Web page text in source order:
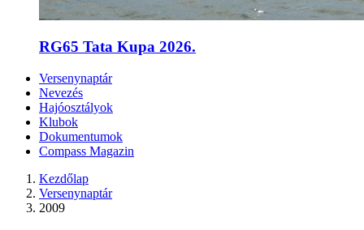
RG65 Tata Kupa 2026.
Versenynaptár
Nevezés
Hajóosztályok
Klubok
Dokumentumok
Compass Magazin
Kezdőlap
Versenynaptár
2009